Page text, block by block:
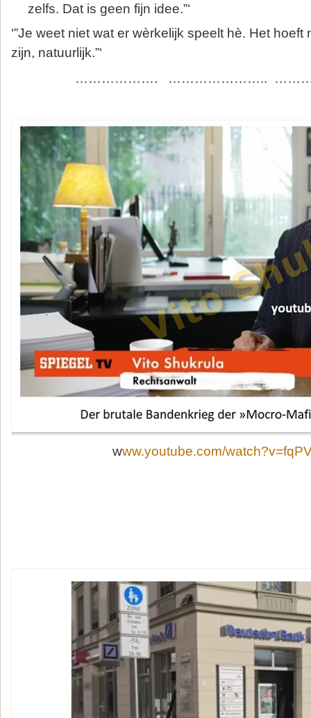
zelfs. Dat is geen fijn idee.”‘
‘”Je weet niet wat er wèrkelijk speelt hè. Het
zijn, natuurlijk.”‘
………………. …………………..
www.youtube.com/